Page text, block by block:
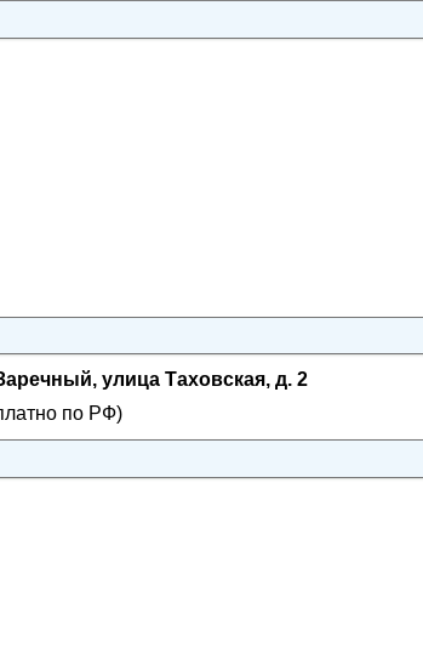
улица Таховская, д. 2
по РФ)